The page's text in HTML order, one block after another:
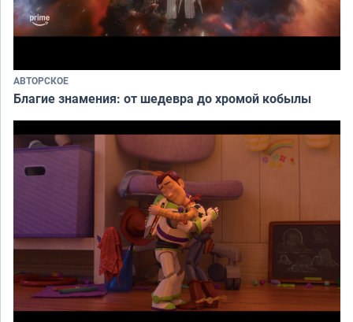
АВТОРСКОЕ
Благие знамения: от шедевра до хромой кобылы